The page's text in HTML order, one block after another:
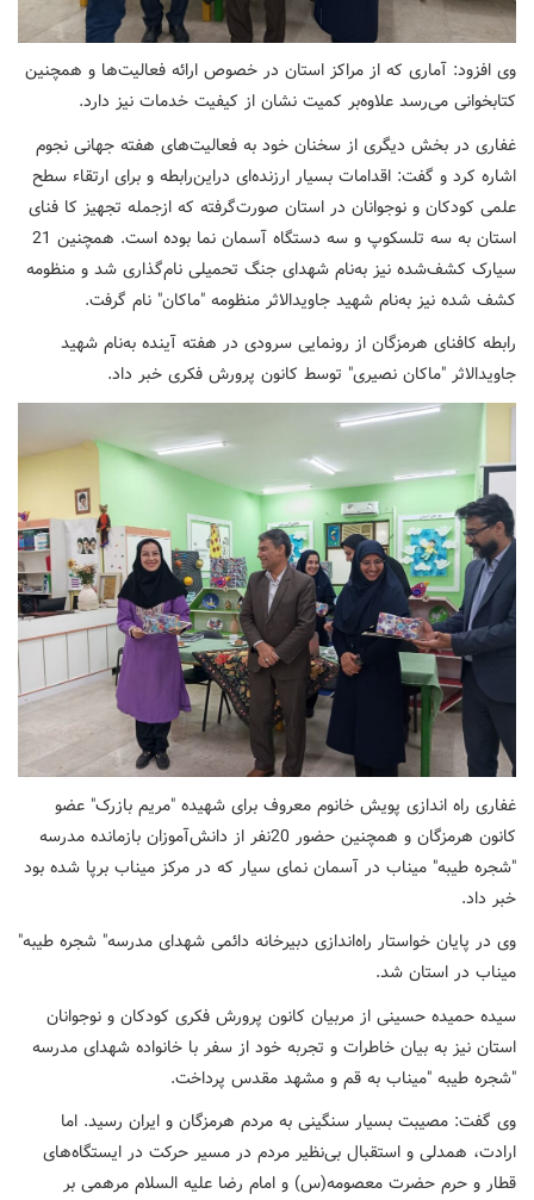
وی افزود: آماری که از مراکز استان در خصوص ارائه فعالیت‌ها و همچنین
کتابخوانی می‌رسد علاوه‌بر کمیت نشان از کیفیت خدمات نیز دارد.
غفاری در بخش دیگری از سخنان خود به فعالیت‌های هفته جهانی نجوم
اشاره کرد و گفت: اقدامات بسیار ارزنده‌ای دراین‌رابطه و برای ارتقاء سطح
علمی کودکان و نوجوانان در استان صورت‌گرفته که ازجمله تجهیز کا فنای
استان به سه تلسکوپ و سه دستگاه آسمان نما بوده است. همچنین 21
سیارک کشف‌شده نیز به‌نام شهدای جنگ تحمیلی نام‌گذاری شد و منظومه
کشف شده نیز به‌نام شهید جاویدالاثر منظومه "ماکان" نام گرفت.
رابطه کافنای هرمزگان از رونمایی سرودی در هفته آینده به‌نام شهید
جاویدالاثر "ماکان نصیری" توسط کانون پرورش فکری خبر داد.
غفاری راه اندازی پویش خانوم معروف برای شهیده "مریم بازرک" عضو
کانون هرمزگان و همچنین حضور 20نفر از دانش‌آموزان بازمانده مدرسه
"شجره طیبه" میناب در آسمان نمای سیار که در مرکز میناب برپا شده بود
خبر داد.
وی در پایان خواستار راه‌اندازی دبیرخانه دائمی شهدای مدرسه" شجره طیبه"
میناب در استان شد.
سیده حمیده حسینی از مربیان کانون پرورش فکری کودکان و نوجوانان
استان نیز به بیان خاطرات و تجربه خود از سفر با خانواده شهدای مدرسه
"شجره طیبه "میناب به قم و مشهد مقدس پرداخت.
وی گفت: مصیبت بسیار سنگینی به مردم هرمزگان و ایران رسید. اما
ارادت، همدلی و استقبال بی‌نظیر مردم در مسیر حرکت در ایستگاه‌های
قطار و حرم حضرت معصومه(س) و امام رضا علیه السلام مرهمی بر